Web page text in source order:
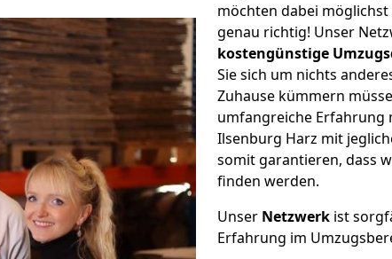
möchten dabei möglichst
genau richtig! Unser
kostengünstige
Sie sich um nichts
Zuhause kümmern
umfangreiche Erfahrung
Ilsenburg Harz mit
somit garantieren, dass
finden werden.
Unser Netzwerk ist
Erfahrung im